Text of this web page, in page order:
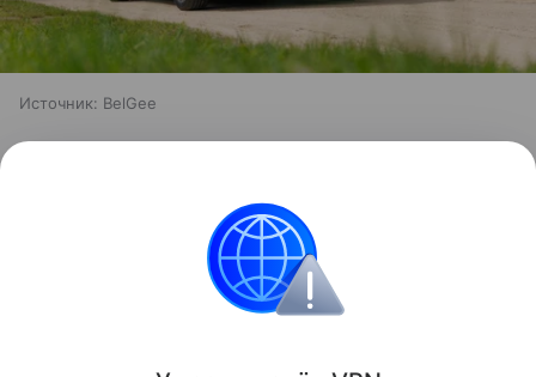
Источник: BelGee
ступенчатой механикой или классическим 6-
ступенчатым «автоматом». Цены на белорусский
седан в России стартуют с 1 699 990 рублей.
Автомобильные новости